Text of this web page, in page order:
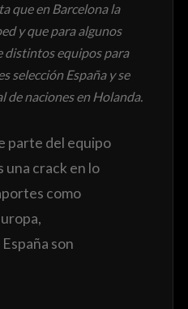
que en Barcelona la
y que para algunos
distintos equipos para
selección España y se
de naciones en Holanda.
parte del equipo
una crack en lo
como
son